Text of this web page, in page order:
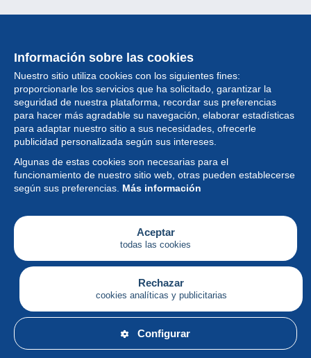
Información sobre las cookies
Nuestro sitio utiliza cookies con los siguientes fines:
proporcionarle los servicios que ha solicitado, garantizar la
seguridad de nuestra plataforma, recordar sus preferencias
para hacer más agradable su navegación, elaborar estadísticas
para adaptar nuestro sitio a sus necesidades, ofrecerle
publicidad personalizada según sus intereses.
Algunas de estas cookies son necesarias para el
funcionamiento de nuestro sitio web, otras pueden establecerse
según sus preferencias. Más información
Aceptar
todas las cookies
Rechazar
cookies analíticas y publicitarias
Configurar
Colección
Noticias
Funcionalidad
Empresa
Servicios
Escribir
Español